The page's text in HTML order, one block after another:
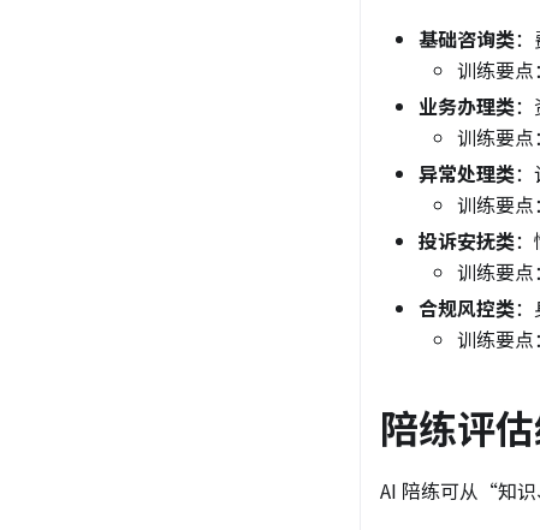
基础咨询类
训练要点
业务办理类
训练要点
异常处理类
训练要点
投诉安抚类
训练要点
合规风控类
训练要点
陪练评估
AI 陪练可从“知识